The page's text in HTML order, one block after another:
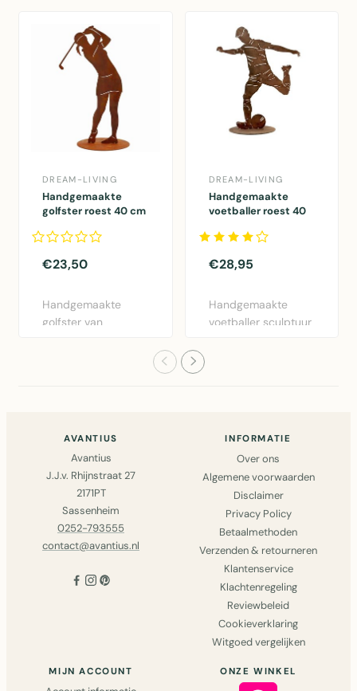
DREAM-LIVING
Handgemaakte
golfster roest 40 cm
€23,50
Handgemaakte
golfster van
DREAM-LIVING
Handgemaakte
voetballer roest 40
herinnering
€28,95
Handgemaakte
voetballer sculptuur
AVANTIUS
Avantius
J.J.v. Rhijnstraat 27
2171PT
Sassenheim
0252-793555
contact@avantius.nl
INFORMATIE
Over ons
Algemene voorwaarden
Disclaimer
Privacy Policy
Betaalmethoden
Verzenden & retourneren
Klantenservice
Klachtenregeling
Reviewbeleid
Cookieverklaring
Witgoed vergelijken
MIJN ACCOUNT ONZE WINKEL